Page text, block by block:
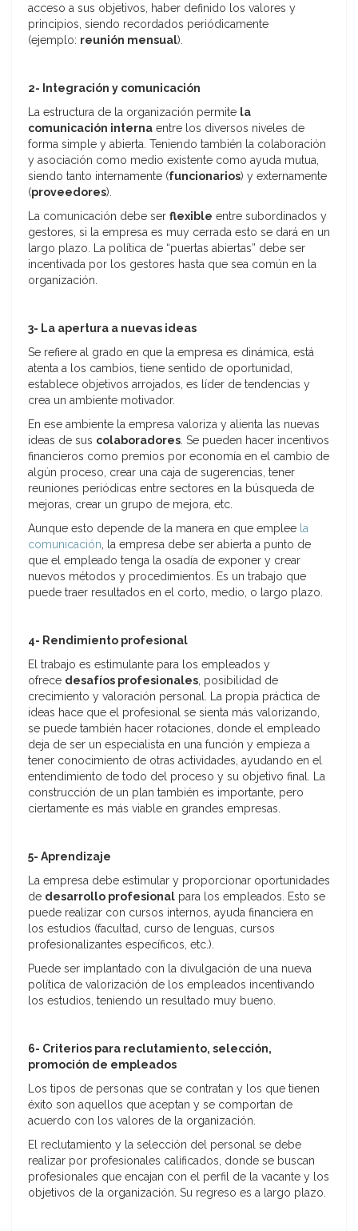
acceso a sus objetivos, haber definido los valores y
principios, siendo recordados periódicamente
(ejemplo: reunión mensual).
2- Integración y comunicación
La estructura de la organización permite la
comunicación interna entre los diversos niveles de
forma simple y abierta. Teniendo también la colaboración
y asociación como medio existente como ayuda mutua,
siendo tanto internamente (funcionarios) y externamente
(proveedores).
La comunicación debe ser flexible entre subordinados y
gestores, si la empresa es muy cerrada esto se dará en un
largo plazo. La política de “puertas abiertas” debe ser
incentivada por los gestores hasta que sea común en la
organización.
3- La apertura a nuevas ideas
Se refiere al grado en que la empresa es dinámica, está
atenta a los cambios, tiene sentido de oportunidad,
establece objetivos arrojados, es líder de tendencias y
crea un ambiente motivador.
En ese ambiente la empresa valoriza y alienta las nuevas
ideas de sus colaboradores . Se pueden hacer incentivos
financieros como premios por economía en el cambio de
algún proceso, crear una caja de sugerencias, tener
reuniones periódicas entre sectores en la búsqueda de
mejoras, crear un grupo de mejora, etc.
Aunque esto depende de la manera en que emplee la
comunicación , la empresa debe ser abierta a punto de
que el empleado tenga la osadía de exponer y crear
nuevos métodos y procedimientos. Es un trabajo que
puede traer resultados en el corto, medio, o largo plazo.
4- Rendimiento profesional
El trabajo es estimulante para los empleados y
ofrece desafíos profesionales , posibilidad de
crecimiento y valoración personal. La propia práctica de
ideas hace que el profesional se sienta más valorizando,
se puede también hacer rotaciones, donde el empleado
deja de ser un especialista en una función y empieza a
tener conocimiento de otras actividades, ayudando en el
entendimiento de todo del proceso y su objetivo final. La
construcción de un plan también es importante, pero
ciertamente es más viable en grandes empresas.
5- Aprendizaje
La empresa debe estimular y proporcionar oportunidades
de desarrollo profesional para los empleados. Esto se
puede realizar con cursos internos, ayuda financiera en
los estudios (facultad, curso de lenguas, cursos
profesionalizantes específicos, etc.).
Puede ser implantado con la divulgación de una nueva
política de valorización de los empleados incentivando
los estudios, teniendo un resultado muy bueno.
6- Criterios para reclutamiento, selección,
promoción de empleados
Los tipos de personas que se contratan y los que tienen
éxito son aquellos que aceptan y se comportan de
acuerdo con los valores de la organización.
El reclutamiento y la selección del personal se debe
realizar por profesionales calificados, donde se buscan
profesionales que encajan con el perfil de la vacante y los
objetivos de la organización. Su regreso es a largo plazo.